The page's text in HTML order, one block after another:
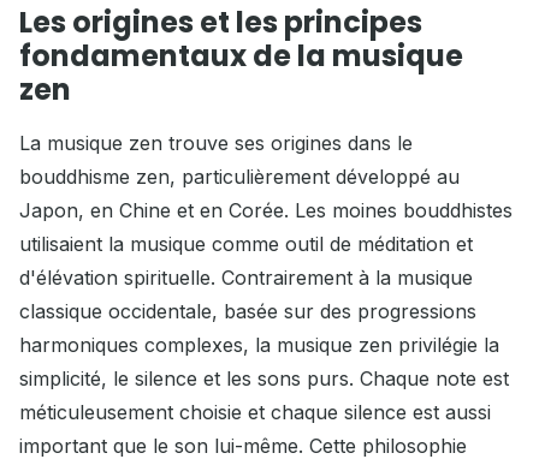
Les origines et les principes
fondamentaux de la musique
zen
La musique zen trouve ses origines dans le
bouddhisme zen, particulièrement développé au
Japon, en Chine et en Corée. Les moines bouddhistes
utilisaient la musique comme outil de méditation et
d'élévation spirituelle. Contrairement à la musique
classique occidentale, basée sur des progressions
harmoniques complexes, la musique zen privilégie la
simplicité, le silence et les sons purs. Chaque note est
méticuleusement choisie et chaque silence est aussi
important que le son lui-même. Cette philosophie